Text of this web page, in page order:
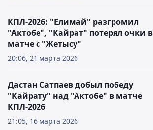
20:06, 21 марта 2026
КПЛ-2026: "Елимай" разгромил
"Актобе", "Кайрат" потерял очки в
матче с "Жетысу"
21:05, 16 марта 2026
Дастан Сатпаев добыл победу
"Кайрату" над "Актобе" в матче
КПЛ-2026